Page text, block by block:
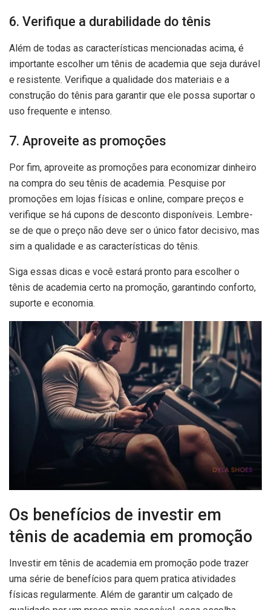
6. Verifique a durabilidade do tênis
Além de todas as características mencionadas acima, é
importante escolher um tênis de academia que seja durável
e resistente. Verifique a qualidade dos materiais e a
construção do tênis para garantir que ele possa suportar o
uso frequente e intenso.
7. Aproveite as promoções
Por fim, aproveite as promoções para economizar dinheiro
na compra do seu tênis de academia. Pesquise por
promoções em lojas físicas e online, compare preços e
verifique se há cupons de desconto disponíveis. Lembre-
se de que o preço não deve ser o único fator decisivo, mas
sim a qualidade e as características do tênis.
Siga essas dicas e você estará pronto para escolher o
tênis de academia certo na promoção, garantindo conforto,
suporte e economia.
Os benefícios de investir em
tênis de academia em promoção
Investir em tênis de academia em promoção pode trazer
uma série de benefícios para quem pratica atividades
físicas regularmente. Além de garantir um calçado de